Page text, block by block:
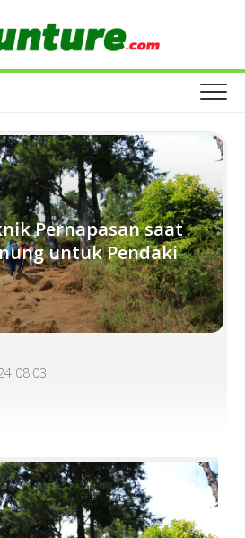
Pernapasan saat
untuk Pendaki
08:03